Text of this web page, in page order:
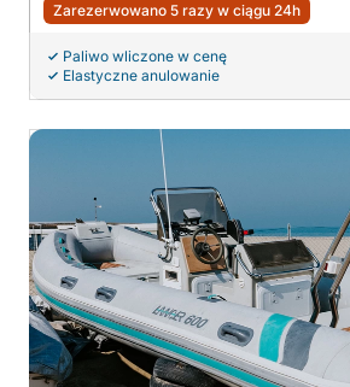
Zarezerwowano 5 razy w ciągu 24h
Paliwo wliczone w cenę
Elastyczne anulowanie